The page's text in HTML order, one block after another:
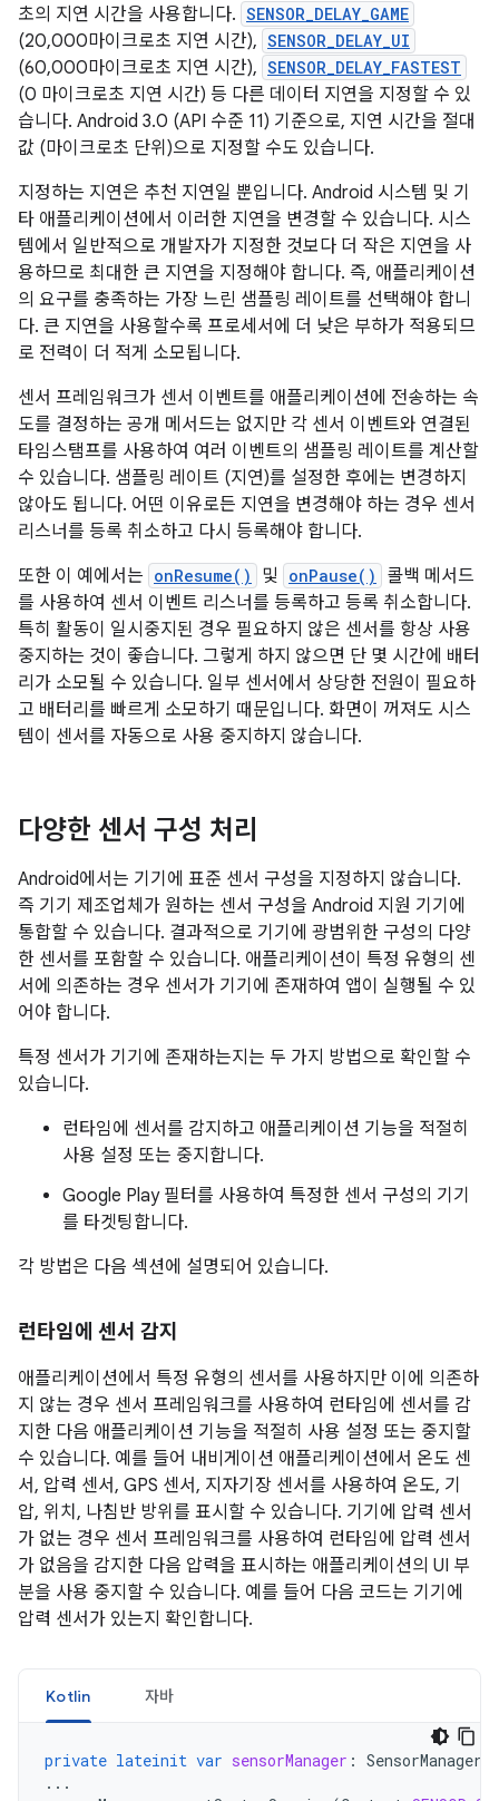
초의 지연 시간을 사용합니다. SENSOR_DELAY_GAME
(20,000마이크로초 지연 시간), SENSOR_DELAY_UI
(60,000마이크로초 지연 시간), SENSOR_DELAY_FASTEST
(0 마이크로초 지연 시간) 등 다른 데이터 지연을 지정할 수 있
습니다. Android 3.0 (API 수준 11) 기준으로, 지연 시간을 절대
값 (마이크로초 단위)으로 지정할 수도 있습니다.
지정하는 지연은 추천 지연일 뿐입니다. Android 시스템 및 기
타 애플리케이션에서 이러한 지연을 변경할 수 있습니다. 시스
템에서 일반적으로 개발자가 지정한 것보다 더 작은 지연을 사
용하므로 최대한 큰 지연을 지정해야 합니다. 즉, 애플리케이션
의 요구를 충족하는 가장 느린 샘플링 레이트를 선택해야 합니
다. 큰 지연을 사용할수록 프로세서에 더 낮은 부하가 적용되므
로 전력이 더 적게 소모됩니다.
센서 프레임워크가 센서 이벤트를 애플리케이션에 전송하는 속
도를 결정하는 공개 메서드는 없지만 각 센서 이벤트와 연결된
타임스탬프를 사용하여 여러 이벤트의 샘플링 레이트를 계산할
수 있습니다. 샘플링 레이트 (지연)를 설정한 후에는 변경하지
않아도 됩니다. 어떤 이유로든 지연을 변경해야 하는 경우 센서
리스너를 등록 취소하고 다시 등록해야 합니다.
또한 이 예에서는 onResume() 및 onPause()
콜백 메서드
를 사용하여 센서 이벤트 리스너를 등록하고 등록 취소합니다.
특히 활동이 일시중지된 경우 필요하지 않은 센서를 항상 사용
중지하는 것이 좋습니다. 그렇게 하지 않으면 단 몇 시간에 배터
리가 소모될 수 있습니다. 일부 센서에서 상당한 전원이 필요하
고 배터리를 빠르게 소모하기 때문입니다. 화면이 꺼져도 시스
템이 센서를 자동으로 사용 중지하지 않습니다.
다양한 센서 구성 처리
Android에서는 기기에 표준 센서 구성을 지정하지 않습니다.
즉 기기 제조업체가 원하는 센서 구성을 Android 지원 기기에
통합할 수 있습니다. 결과적으로 기기에 광범위한 구성의 다양
한 센서를 포함할 수 있습니다. 애플리케이션이 특정 유형의 센
서에 의존하는 경우 센서가 기기에 존재하여 앱이 실행될 수 있
어야 합니다.
특정 센서가 기기에 존재하는지는 두 가지 방법으로 확인할 수
있습니다.
런타임에 센서를 감지하고 애플리케이션 기능을 적절히
사용 설정 또는 중지합니다.
Google Play 필터를 사용하여 특정한 센서 구성의 기기
를 타겟팅합니다.
각 방법은 다음 섹션에 설명되어 있습니다.
런타임에 센서 감지
애플리케이션에서 특정 유형의 센서를 사용하지만 이에 의존하
지 않는 경우 센서 프레임워크를 사용하여 런타임에 센서를 감
지한 다음 애플리케이션 기능을 적절히 사용 설정 또는 중지할
수 있습니다. 예를 들어 내비게이션 애플리케이션에서 온도 센
서, 압력 센서, GPS 센서, 지자기장 센서를 사용하여 온도, 기
압, 위치, 나침반 방위를 표시할 수 있습니다. 기기에 압력 센서
가 없는 경우 센서 프레임워크를 사용하여 런타임에 압력 센서
가 없음을 감지한 다음 압력을 표시하는 애플리케이션의 UI 부
분을 사용 중지할 수 있습니다. 예를 들어 다음 코드는 기기에
압력 센서가 있는지 확인합니다.
Kotlin 자바
private lateinit var sensorManager : SensorManager
...